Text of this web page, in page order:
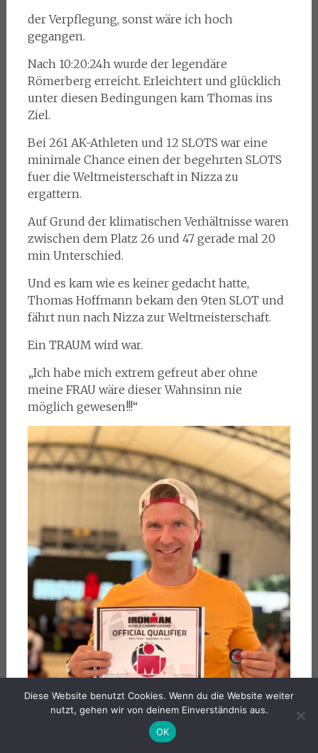
der Verpflegung, sonst wäre ich hoch
gegangen.
Nach 10:20:24h wurde der legendäre
Römerberg erreicht. Erleichtert und glücklich
unter diesen Bedingungen kam Thomas ins
Ziel.
Bei 261 AK-Athleten und 12 SLOTS war eine
minimale Chance einen der begehrten SLOTS
fuer die Weltmeisterschaft in Nizza zu
ergattern.
Auf Grund der klimatischen Verhältnisse waren
zwischen dem Platz 26 und 47 gerade mal 20
min Unterschied.
Und es kam wie es keiner gedacht hatte,
Thomas Hoffmann bekam den 9ten SLOT und
fährt nun nach Nizza zur Weltmeisterschaft.
Ein TRAUM wird war.
„Ich habe mich extrem gefreut aber ohne
meine FRAU wäre dieser Wahnsinn nie
möglich gewesen!!!“
Diese Website benutzt Cookies. Wenn du die Website weiter
nutzt, gehen wir von deinem Einverständnis aus.
OK